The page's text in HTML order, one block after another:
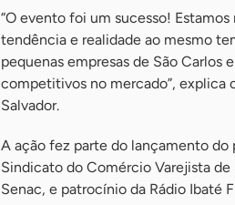
“O evento foi um sucesso!
tendência e realidade ao mesmo
pequenas empresas de São Carlos
competitivos no mercado”, explica
Salvador.
A ação fez parte do lançamento do
Sindicato do Comércio Varejista
Senac, e patrocínio da Rádio Ibaté